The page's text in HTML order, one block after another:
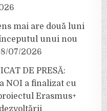
mai are două luni
unui nou
07/2026
DE PRESĂ:
NOI a finalizat cu
Erasmus+